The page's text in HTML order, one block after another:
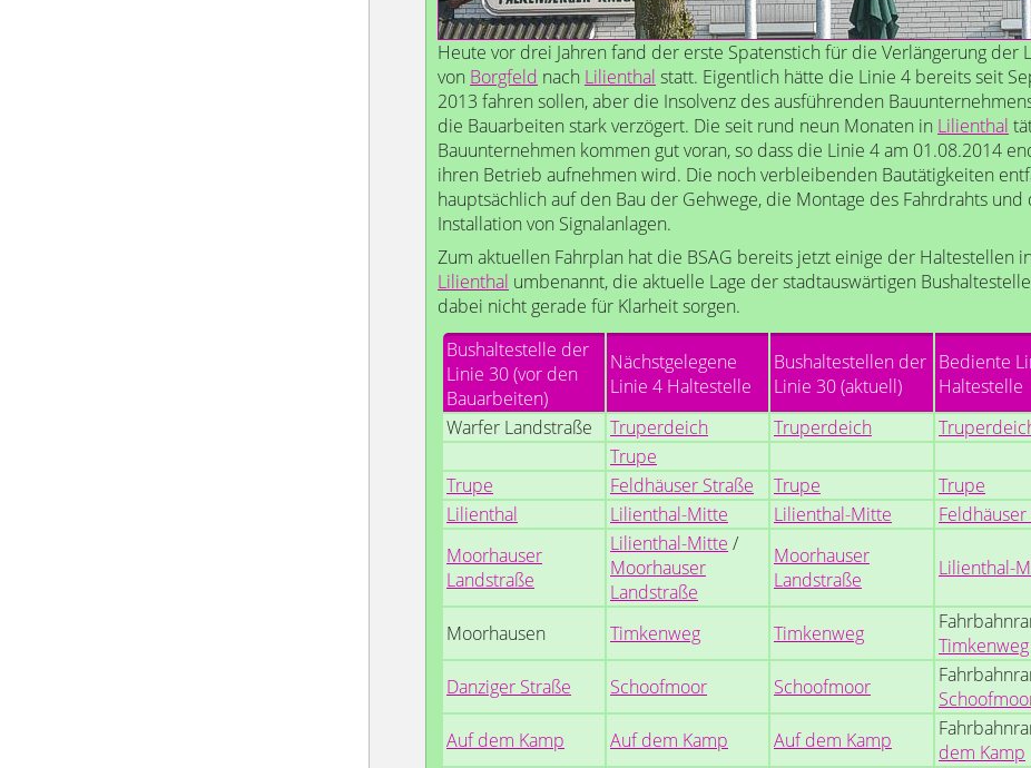
Heute vor drei Jahren fand der erste Spatenstich für die Verlängerung der
von Borgfeld nach Lilienthal statt. Eigentlich hätte die Linie 4 bereits seit
2013 fahren sollen, aber die Insolvenz des ausführenden
die Bauarbeiten stark verzögert. Die seit rund neun Monaten in Lilienthal
Bauunternehmen kommen gut voran, so dass die Linie 4 am 01.08.2014
ihren Betrieb aufnehmen wird. Die noch verbleibenden Bautätigkeiten
hauptsächlich auf den Bau der Gehwege, die Montage des Fahrdrahts und
Installation von Signalanlagen.
Zum aktuellen Fahrplan hat die BSAG bereits jetzt einige der Haltestellen
Lilienthal umbenannt, die aktuelle Lage der stadtauswärtigen
dabei nicht gerade für Klarheit sorgen.
Bushaltestelle der
Linie 30 (vor den
Bauarbeiten)
Nächstgelegene
Linie 4 Haltestelle
Bushaltestellen der
Linie 30 (aktuell)
Bediente
Haltestelle
Warfer Landstraße
Truperdeich Truperdeich
Trupe
Trupe
Feldhäuser Straße Trupe
Trupe
Lilienthal
Lilienthal-Mitte Lilienthal-Mitte
Feldhäuser
Moorhauser
Landstraße
Lilienthal-Mitte /
Moorhauser
Landstraße
Moorhauser
Landstraße
Lilienthal-
Moorhausen Timkenweg Timkenweg
Timkenweg
Danziger Straße
Schoofmoor Schoofmoor
Auf dem Kamp
Auf dem Kamp Auf dem Kamp
dem Kamp